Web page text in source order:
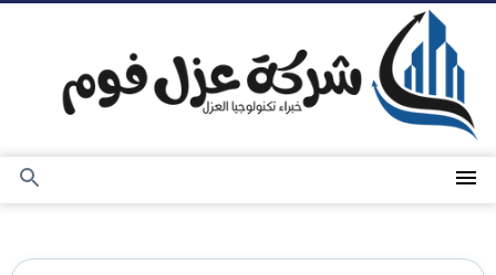
المحتوى
القائمة
بحث